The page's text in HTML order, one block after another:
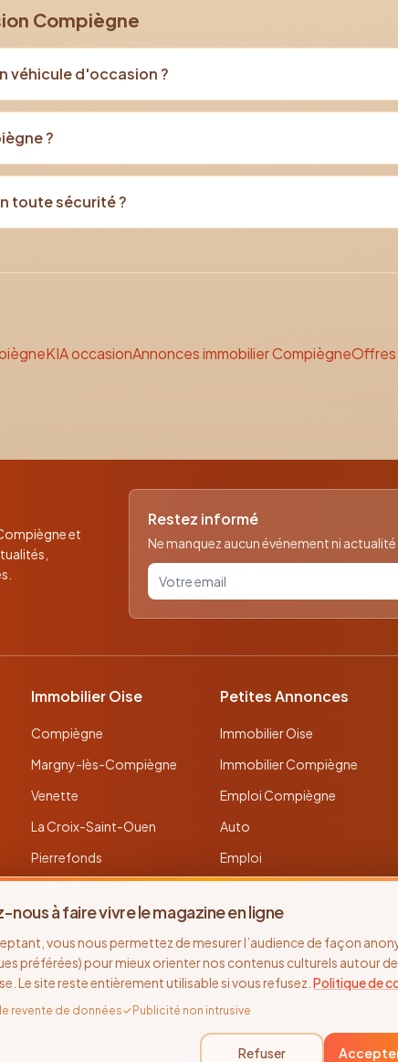
Compiègne
véhicule d'occasion ?
?
toute sécurité ?
KIAoccasionAnnonces immobilier CompiègneOffres
et
Restez informé
Ne manquez aucun événement ni
Votre email pour la newsletter
Immobilier Oise
Compiègne
Margny-lès-Compiègne
Venette
La Croix-Saint-Ouen
Pierrefonds
Noyon
Thourotte
Petites Annonces
Immobilier Oise
Immobilier Compiègne
Emploi Compiègne
Auto
Emploi
Toutes les annonces
Recto Verso Magazine · Depuis 2005 · Compiègne & l'Oise
nous à faire vivre le magazine en ligne
vous nous permettez de mesurer l’audience de façon
préférées) pour mieux orienter nos contenus culturels autour
Le site reste entièrement utilisable si vous refusez. Politique de
revente de données✓ Publicité non intrusive
Refuser